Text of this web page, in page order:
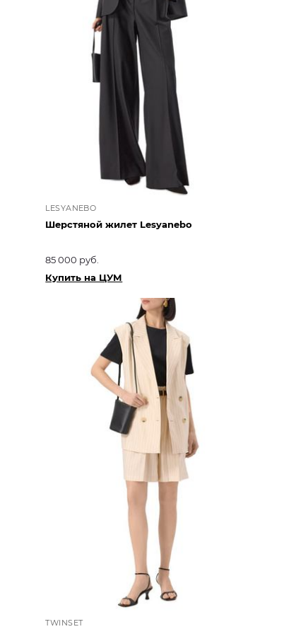
LESYANEBO
Шерстяной жилет Lesyanebo
85 000 руб.
Купить на ЦУМ
TWINSET